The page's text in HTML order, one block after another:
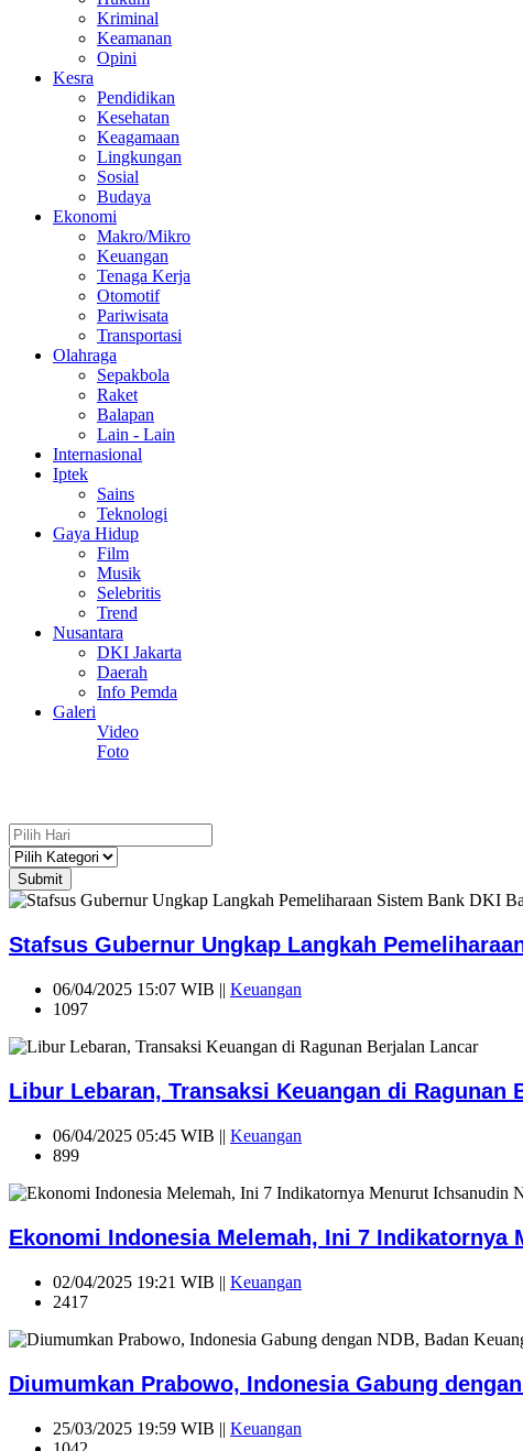
Kriminal
Keamanan
Opini
Kesra
Pendidikan
Kesehatan
Keagamaan
Lingkungan
Sosial
Budaya
Ekonomi
Makro/Mikro
Keuangan
Tenaga Kerja
Otomotif
Pariwisata
Transportasi
Olahraga
Sepakbola
Raket
Balapan
Lain - Lain
Internasional
Iptek
Sains
Teknologi
Gaya Hidup
Film
Musik
Selebritis
Trend
Nusantara
DKI Jakarta
Daerah
Info Pemda
Galeri
Video
Foto
Submit
Stafsus Gubernur Ungkap Langkah
06/04/2025 15:07 WIB || Keuangan
1097
Libur Lebaran, Transaksi Keuangan di Ragunan
06/04/2025 05:45 WIB || Keuangan
899
Ekonomi Indonesia Melemah, Ini 7 Indikatornya
02/04/2025 19:21 WIB || Keuangan
2417
Diumumkan Prabowo, Indonesia Gabung
25/03/2025 19:59 WIB || Keuangan